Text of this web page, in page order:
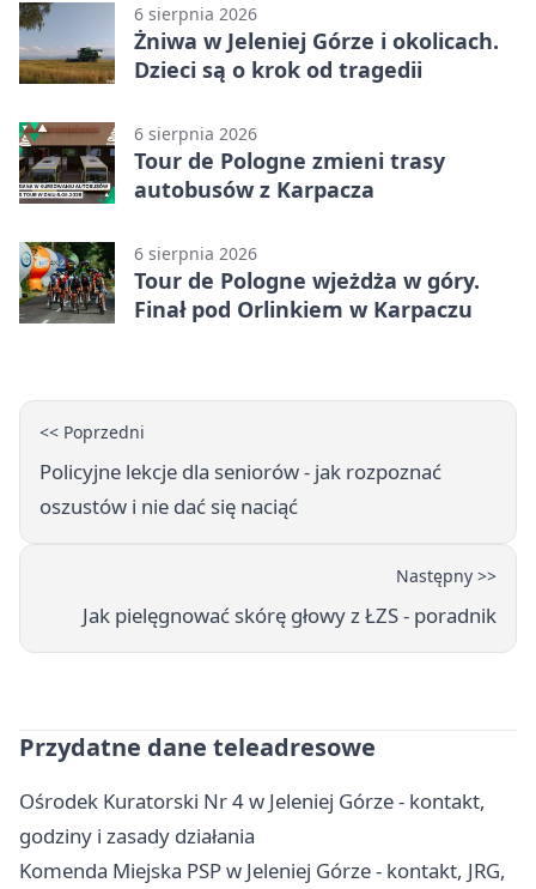
6 sierpnia 2026
Żniwa w Jeleniej Górze i okolicach.
Dzieci są o krok od tragedii
6 sierpnia 2026
Tour de Pologne zmieni trasy
autobusów z Karpacza
6 sierpnia 2026
Tour de Pologne wjeżdża w góry.
Finał pod Orlinkiem w Karpaczu
<< Poprzedni
Policyjne lekcje dla seniorów - jak rozpoznać
oszustów i nie dać się naciąć
Następny >>
Jak pielęgnować skórę głowy z ŁZS - poradnik
Przydatne dane teleadresowe
Ośrodek Kuratorski Nr 4 w Jeleniej Górze - kontakt,
godziny i zasady działania
Komenda Miejska PSP w Jeleniej Górze - kontakt, JRG,